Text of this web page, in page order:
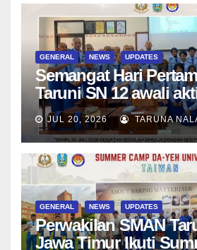
GENERAL NEWS UPDATES
Semangat Hari
Taruni SN 12 awali
bersama Wali Kelas
Asesmen Diagnostik
JUL 20, 2026 TARUNA
GENERAL NEWS UPDATES
Perwakilan SMAN
Jawa Timur Ikuti